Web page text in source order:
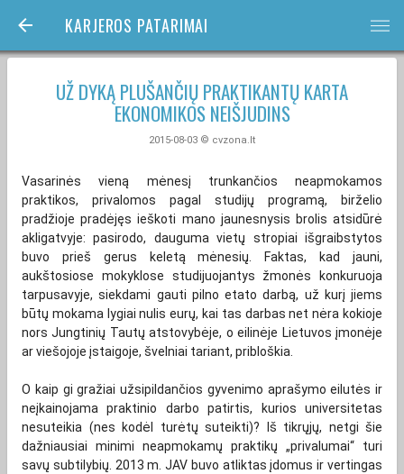
KARJEROS PATARIMAI bars
UŽ DYKĄ PLUŠANČIŲ PRAKTIKANTŲ KARTA
EKONOMIKOS NEIŠJUDINS
2015-08-03 © cvzona.lt
Vasarinės vieną mėnesį trunkančios neapmokamos
praktikos, privalomos pagal studijų programą, birželio
pradžioje pradėjęs ieškoti mano jaunesnysis brolis atsidūrė
akligatvyje: pasirodo, dauguma vietų stropiai išgraibstytos
buvo prieš gerus keletą mėnesių. Faktas, kad jauni,
aukštosiose mokyklose studijuojantys žmonės konkuruoja
tarpusavyje, siekdami gauti pilno etato darbą, už kurį jiems
būtų mokama lygiai nulis eurų, kai tas darbas net nėra kokioje
nors Jungtinių Tautų atstovybėje, o eilinėje Lietuvos įmonėje
ar viešojoje įstaigoje, švelniai tariant, pribloškia.
O kaip gi gražiai užsipildančios gyvenimo aprašymo eilutės ir
neįkainojama praktinio darbo patirtis, kurios universitetas
nesuteikia (nes kodėl turėtų suteikti)? Iš tikrųjų, netgi šie
dažniausiai minimi neapmokamų praktikų „privalumai“ turi
savų subtilybių. 2013 m. JAV buvo atliktas įdomus ir vertingas